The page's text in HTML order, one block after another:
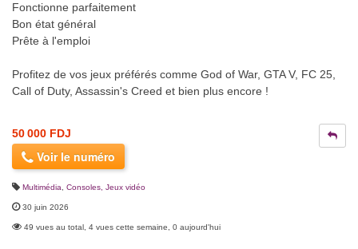
Fonctionne parfaitement
Bon état général
Prête à l'emploi
Profitez de vos jeux préférés comme God of War, GTA V, FC 25,
Call of Duty, Assassin's Creed et bien plus encore !
50 000 FDJ
Voir le numéro
Multimédia Consoles, Jeux vidéo
30 juin 2026
49 vues au total, 4 vues cette semaine, 0 aujourd'hui